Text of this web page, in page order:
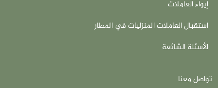
إيواء العاملات
استقبال العاملات المنزليات في المطار
الأسئلة الشائعة
تواصل معنا